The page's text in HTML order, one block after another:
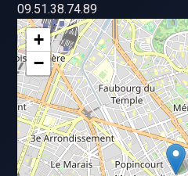
09.51.38.74.89
+
−